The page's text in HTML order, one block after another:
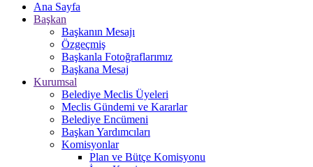
Ana Sayfa
Başkan
Başkanın Mesajı
Özgeçmiş
Başkanla Fotoğraflarımız
Başkana Mesaj
Kurumsal
Belediye Meclis Üyeleri
Meclis Gündemi ve Kararlar
Belediye Encümeni
Başkan Yardımcıları
Komisyonlar
Plan ve Bütçe Komisyonu